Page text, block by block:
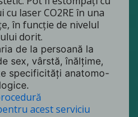
laser CO2RE în una
în funcție de nivelul
dorit.
de la persoană la
sex, vârstă, înălțime,
specificități anatomo-
acest serviciu